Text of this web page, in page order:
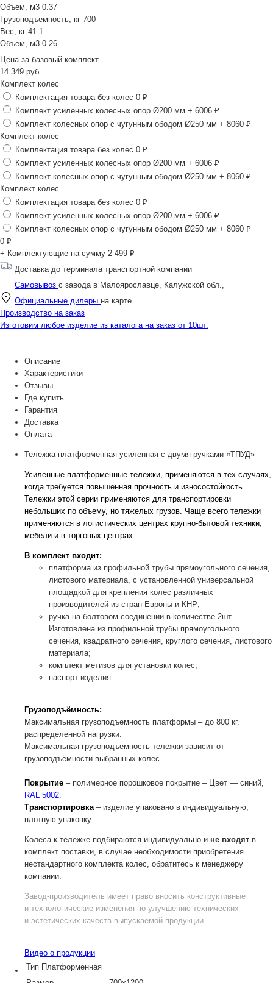
Объем, м3 0.37
Грузоподъемность, кг 700
Вес, кг 41.1
Объем, м3 0.26
Цена за базовый комплект
14 349 руб.
Комплект колес
Комплектация товара без колес 0 ₽
Комплект усиленных колесных опор Ø200 мм + 6006 ₽
Комплект колесных опор с чугунным ободом Ø250 мм + 8060 ₽
Комплект колес
Комплектация товара без колес 0 ₽
Комплект усиленных колесных опор Ø200 мм + 6006 ₽
Комплект колесных опор с чугунным ободом Ø250 мм + 8060 ₽
Комплект колес
Комплектация товара без колес 0 ₽
Комплект усиленных колесных опор Ø200 мм + 6006 ₽
Комплект колесных опор с чугунным ободом Ø250 мм + 8060 ₽
0 ₽
+ Комплектующие на сумму 2 499 ₽
Доставка до терминала транспортной компании
Самовывоз с завода в Малоярославце, Калужской обл.,
Официальные дилеры на карте
Производство на заказ
Изготовим любое изделие из каталога на заказ от 10шт.
Описание
Характеристики
Отзывы
Где купить
Гарантия
Доставка
Оплата
Тележка платформенная усиленная с двумя ручками «ТПУД»
Усиленные платформенные тележки , применяются в тех случаях,
когда требуется повышенная прочность и износостойкость.
Тележки этой серии применяются для транспортировки
небольших по объему, но тяжелых грузов. Чаще всего тележки
применяются в логистических центрах крупно-бытовой техники,
мебели и в торговых центрах.
В комплект входит:
платформа из профильной трубы прямоугольного сечения,
листового материала, с установленной универсальной
площадкой для крепления колес различных
производителей из стран Европы и КНР;
ручка на болтовом соединении в количестве 2шт.
Изготовлена из профильной трубы прямоугольного
сечения, квадратного сечения, круглого сечения, листового
материала;
комплект метизов для установки колес;
паспорт изделия.
Грузоподъёмность:
Максимальная грузоподъемность платформы – до 800 кг.
распределенной нагрузки.
Максимальная грузоподъемность тележки зависит от
грузоподъёмности выбранных колес.
Покрытие – полимерное порошковое покрытие – Цвет — синий,
RAL 5002
Транспортировка – изделие упаковано в индивидуальную,
плотную упаковку.
Колеса к тележке подбираются индивидуально и не входят в
комплект поставки, в случае необходимости приобретения
нестандартного комплекта колес, обратитесь к менеджеру
компании.
Завод-производитель имеет право вносить конструктивные
и технологические изменения по улучшению технических
и эстетических качеств выпускаемой продукции.
Видео о продукции
Тип Платформенная